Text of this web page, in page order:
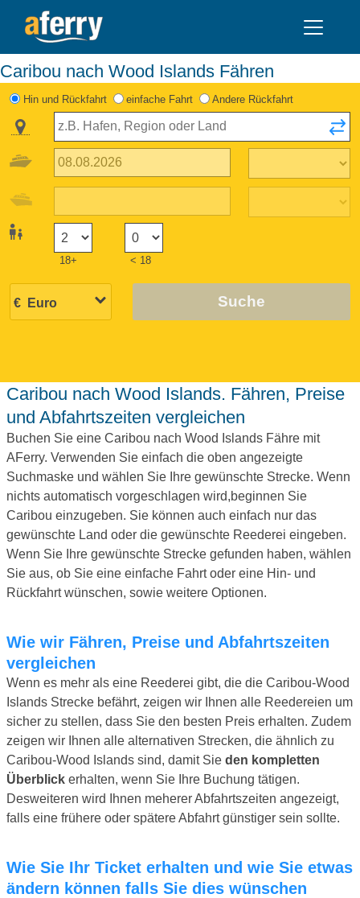
Caribou nach Wood Islands Fähren
Hin und Rückfahrt einfache Fahrt Andere Rückfahrt
18+ < 18
Suche
Caribou nach Wood Islands. Fähren, Preise
und Abfahrtszeiten vergleichen
Buchen Sie eine Caribou nach Wood Islands Fähre mit
AFerry. Verwenden Sie einfach die oben angezeigte
Suchmaske und wählen Sie Ihre gewünschte Strecke. Wenn
nichts automatisch vorgeschlagen wird,beginnen Sie
Caribou einzugeben. Sie können auch einfach nur das
gewünschte Land oder die gewünschte Reederei eingeben.
Wenn Sie Ihre gewünschte Strecke gefunden haben, wählen
Sie aus, ob Sie eine einfache Fahrt oder eine Hin- und
Rückfahrt wünschen, sowie weitere Optionen.
Wie wir Fähren, Preise und Abfahrtszeiten
vergleichen
Wenn es mehr als eine Reederei gibt, die die Caribou-Wood
Islands Strecke befährt, zeigen wir Ihnen alle Reedereien um
sicher zu stellen, dass Sie den besten Preis erhalten. Zudem
zeigen wir Ihnen alle alternativen Strecken, die ähnlich zu
Caribou-Wood Islands sind, damit Sie den kompletten
Überblick erhalten, wenn Sie Ihre Buchung tätigen.
Desweiteren wird Ihnen meherer Abfahrtszeiten angezeigt,
falls eine frühere oder spätere Abfahrt günstiger sein sollte.
Wie Sie Ihr Ticket erhalten und wie Sie etwas
ändern können falls Sie dies wünschen